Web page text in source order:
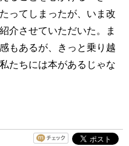
ってしまったが、いま改
介させていただいた。ま
もあるが、きっと乗り越
たちには本があるじゃな